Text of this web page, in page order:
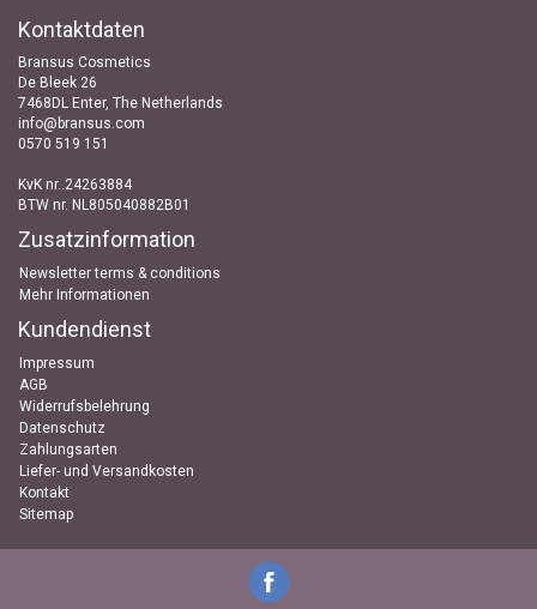
Kontaktdaten
Bransus Cosmetics
De Bleek 26
7468DL Enter, The Netherlands
info@bransus.com
0570 519 151
KvK nr..24263884
BTW nr. NL805040882B01
Zusatzinformation
Newsletter terms & conditions
Mehr Informationen
Kundendienst
Impressum
AGB
Widerrufsbelehrung
Datenschutz
Zahlungsarten
Liefer- und Versandkosten
Kontakt
Sitemap